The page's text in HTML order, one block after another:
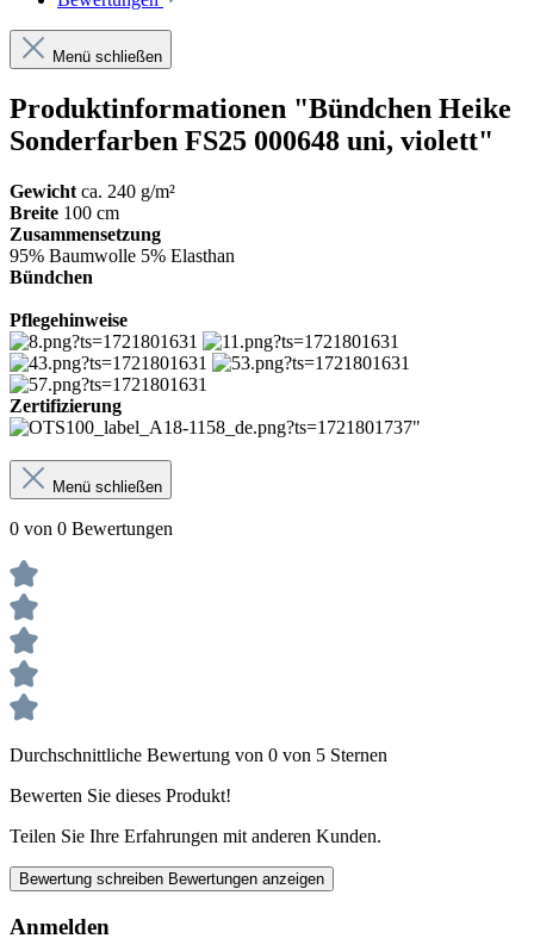
Menü schließen
Produktinformationen "Bündchen Heike
Sonderfarben FS25 000648 uni, violett"
Gewicht ca. 240 g/m²
Breite 100 cm
Zusammensetzung
95% Baumwolle 5% Elasthan
Bündchen
Pflegehinweise
Zertifizierung
Menü schließen
0 von 0 Bewertungen
Durchschnittliche Bewertung von 0 von 5 Sternen
Bewerten Sie dieses Produkt!
Teilen Sie Ihre Erfahrungen mit anderen Kunden.
Bewertung schreiben Bewertungen anzeigen
Anmelden